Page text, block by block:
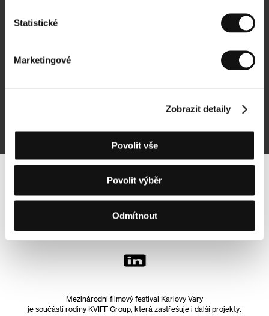
Statistické
Marketingové
Zobrazit detaily
Povolit vše
Povolit výběr
Odmítnout
Sledujte nás na síti:
Mezinárodní filmový festival Karlovy Vary
je součástí rodiny KVIFF Group, která zastřešuje i další projekty: